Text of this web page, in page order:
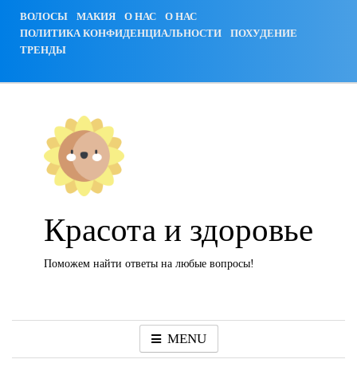
ВОЛОСЫ МАКИЯ О НАС
О НАС
ПОЛИТИКА КОНФИДЕНЦИАЛЬНОСТИ
ПОХУДЕНИЕ
ТРЕНДЫ
Красота и здоровье
Поможем найти ответы на любые вопросы!
MENU